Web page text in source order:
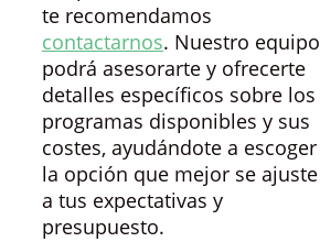
te recomendamos
contactarnos. Nuestro equipo
podrá asesorarte y ofrecerte
detalles específicos sobre los
programas disponibles y sus
costes, ayudándote a escoger
la opción que mejor se ajuste
a tus expectativas y
presupuesto.